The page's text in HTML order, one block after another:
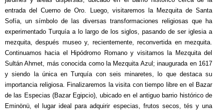
entrada del Cuerno de Oro. Luego, visitaremos la Mezquita de Santa
Sofía, un símbolo de las diversas transformaciones religiosas que ha
experimentado Turquía a lo largo de los siglos, pasando de ser iglesia a
mezquita, después museo y, recientemente, reconvertida en mezquita.
Continuamos hacia el Hipódromo Romano y visitamos la Mezquita del
Sultán Ahmet, más conocida como la Mezquita Azul; inaugurada en 1617
y siendo la única en Turquía con seis minaretes, lo que destaca su
importancia religiosa. Finalizaremos la visita con tiempo libre en el Bazar
de las Especias (Bazar Egipcio), ubicado en el antiguo barrio histórico de
Eminönü, el lugar ideal para adquirir especias, frutos secos, tés y una